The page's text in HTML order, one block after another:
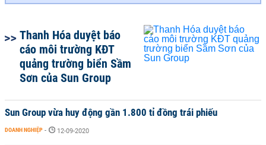
Thanh Hóa duyệt báo
cáo môi trường KĐT
quảng trường biển Sầm
Sơn của Sun Group
Sun Group vừa huy động gần 1.800 tỉ đồng trái phiếu
DOANH NGHIỆP - 12-09-2020